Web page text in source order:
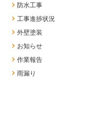
防水工事
工事進捗状況
外壁塗装
お知らせ
作業報告
雨漏り